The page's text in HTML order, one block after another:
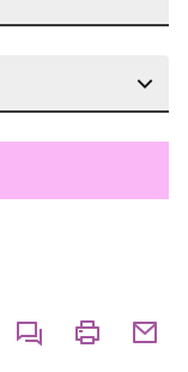
CommenterImprimer